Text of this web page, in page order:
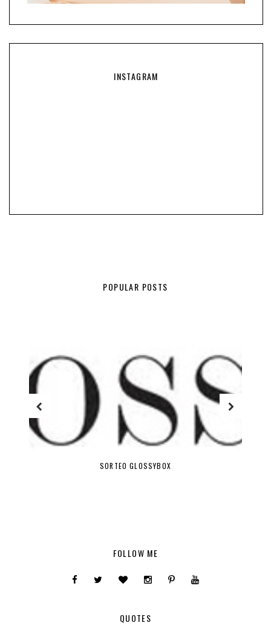
INSTAGRAM
POPULAR POSTS
SORTEO GLOSSYBOX
FOLLOW ME
QUOTES